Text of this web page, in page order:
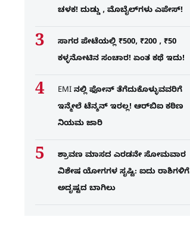
ಚಳಕ! ದುಡ್ಡು , ಮೊಬೈಲ್​ಗಳು ಎಪೇಸ್!
ಸಾಗರ ಪೇಟೆಯಲ್ಲಿ ₹500, ₹200 , ₹50
ಕಳ್ಳನೋಟಿನ ಸಂಚಾರ! ಏಂತ ಕಥೆ ಇದು!
EMI ನಲ್ಲಿ ಫೋನ್​ ತೆಗೆದುಕೊಳ್ಳುವವರಿಗೆ
ಇನ್ಮೇಲೆ ಟೆನ್ಶನ್​ ಇರಲ್ಲ! ಆರ್‌ಬಿಐ ಕಠಿಣ
ನಿಯಮ ಜಾರಿ
ಶ್ರಾವಣ ಮಾಸದ ಎರಡನೇ ಸೋಮವಾರ
ವಿಶೇಷ ಯೋಗಗಳ ಸೃಷ್ಟಿ: ಐದು ರಾಶಿಗಳಿಗೆ
ಅದೃಷ್ಟದ ಬಾಗಿಲು